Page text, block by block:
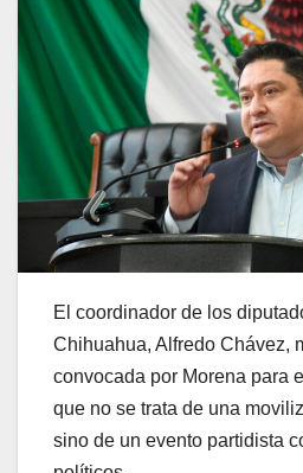
El coordinador de los
Chihuahua, Alfredo Chávez,
convocada por Morena para
que no se trata de una
sino de un evento partidista